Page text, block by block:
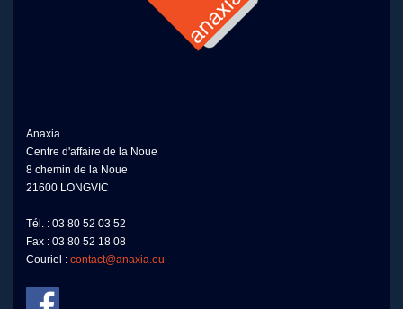
Anaxia
Centre d'affaire de la Noue
8 chemin de la Noue
21600 LONGVIC
Tél. : 03 80 52 03 52
Fax : 03 80 52 18 08
Couriel : contact@anaxia.eu